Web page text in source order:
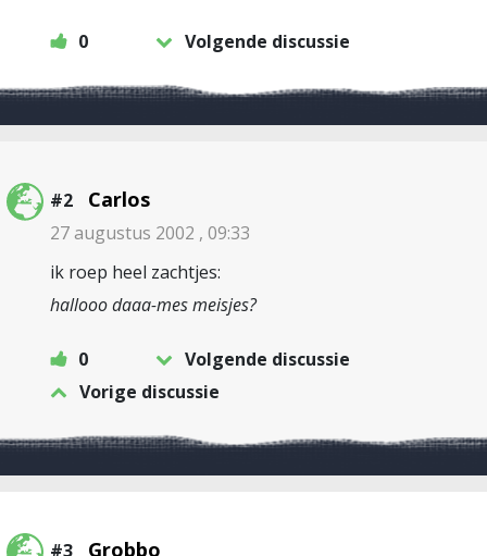
0 Volgende discussie
#2 Carlos
27 augustus 2002 , 09:33
ik roep heel zachtjes:
hallooo daaa-mes meisjes?
0
Volgende discussie
Vorige discussie
#3 Grobbo